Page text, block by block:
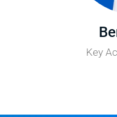
Key